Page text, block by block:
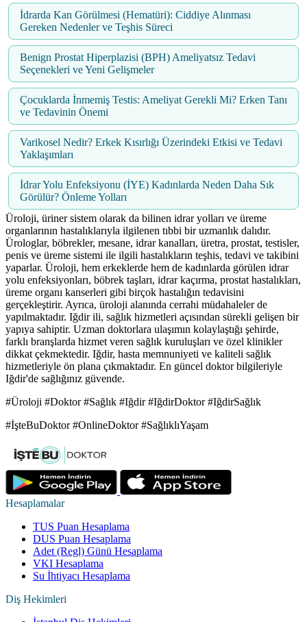
İdrarda Kan Görülmesi (Hematüri): Ciddiye Alınması
Gereken Nedenler ve Teşhis Süreci
Benign Prostat Hiperplazisi (BPH) Ameliyatsız Tedavi
Seçenekleri ve Yeni Gelişmeler
Çocuklarda İnmemiş Testis: Ameliyat Gerekli Mi? Erken Tanı
ve Tedavinin Önemi
Varikosel Nedir? Erkek Kısırlığı Üzerindeki Etkisi ve Tedavi
Yaklaşımları
İdrar Yolu Enfeksiyonu (İYE) Kadınlarda Neden Daha Sık
Görülür? Önleme Yolları
Üroloji, üriner sistem olarak da bilinen idrar yolları ve üreme
organlarının hastalıklarıyla ilgilenen tıbbi bir uzmanlık dalıdır.
Ürologlar, böbrekler, mesane, idrar kanalları, üretra, prostat, testisler,
penis ve üreme sistemi ile ilgili hastalıkların teşhis, tedavi ve takibini
yaparlar. Üroloji, hem erkeklerde hem de kadınlarda görülen idrar
yolu enfeksiyonları, böbrek taşları, idrar kaçırma, prostat hastalıkları,
üreme organı kanserleri gibi birçok hastalığın tedavisini
gerçekleştirir. Ayrıca, üroloji alanında cerrahi müdahaleler de
yapılmaktadır. Iğdir ili, sağlık hizmetleri açısından sürekli gelişen bir
yapıya sahiptir. Uzman doktorlara ulaşımın kolaylaştığı şehirde,
farklı branşlarda hizmet veren sağlık kuruluşları ve özel klinikler
dikkat çekmektedir. Iğdir, hasta memnuniyeti ve kaliteli sağlık
hizmetleriyle ön plana çıkmaktadır. En güncel doktor bilgileriyle
Iğdir'de sağlığınız güvende.
#Üroloji #Doktor #Sağlık #Iğdir #IğdirDoktor #IğdirSağlık
#İşteBuDoktor #OnlineDoktor #SağlıklıYaşam
Hesaplamalar
TUS Puan Hesaplama
DUS Puan Hesaplama
Adet (Regl) Günü Hesaplama
VKI Hesaplama
Su İhtiyacı Hesaplama
Diş Hekimleri